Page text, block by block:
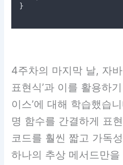
}
4주차의 마지막 날, 자
표현식’과 이를 활용하
이스’에 대해 학습했습
명 함수를 간결하게 표
코드를 훨씬 짧고 가독
하나의 추상 메서드만